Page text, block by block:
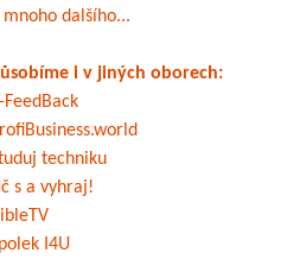
mnoho dalšího...
i v jiných oborech:
FeedBack
techniku
s a vyhraj!
I4U